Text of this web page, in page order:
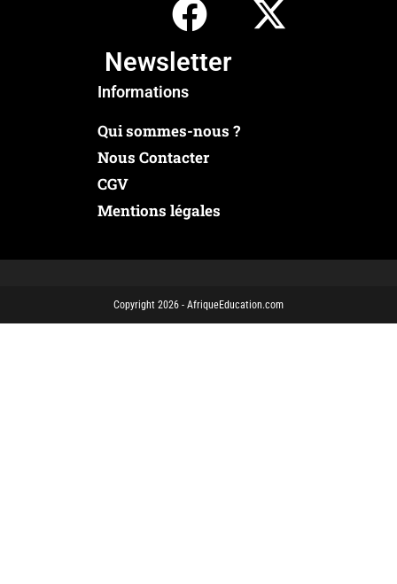
Newsletter
Informations
Qui sommes-nous ?
Nous Contacter
CGV
Mentions légales
Copyright 2026 - AfriqueEducation.com